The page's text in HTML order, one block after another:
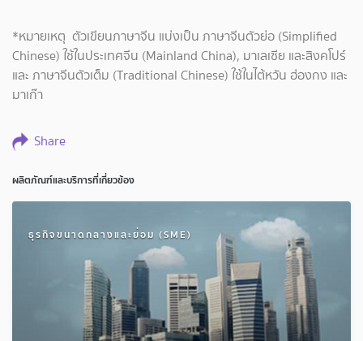
*หมายเหตุ ตัวเขียนภาษาจีน แบ่งเป็น ภาษาจีนตัวย่อ (Simplified
Chinese) ใช้ในประเทศจีน (Mainland China), มาเลเซีย และสิงคโปร์
และ ภาษาจีนตัวเต็ม (Traditional Chinese) ใช้ในไต้หวัน ฮ่องกง และ
มาเก๊า
Share
ผลิตภัณฑ์และบริการที่เกี่ยวข้อง
ธุรกิจขนาดกลางและย่อม (SME)